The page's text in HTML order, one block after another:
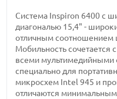
Система Inspiron 6400 с
диагональю 15,4" -
отличным соотношением
Мобильность сочетается
всеми
специально для
микросхем Intel 945 и
отличаются